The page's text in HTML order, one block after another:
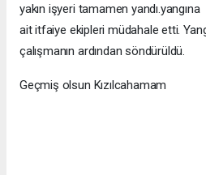
yakın işyeri tamamen
ait itfaiye ekipleri müdahale etti.
çalışmanın ardından söndürüldü.
Geçmiş olsun Kızılcahamam